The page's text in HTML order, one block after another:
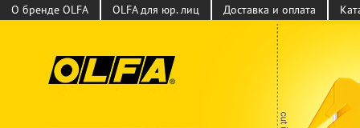
О бренде OLFA OLFA для юр. лиц Доставка и оплата